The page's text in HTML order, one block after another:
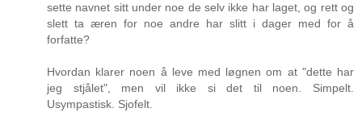
sette navnet sitt under noe de selv ikke har laget, og rett og
slett ta æren for noe andre har slitt i dager med for å
forfatte?
Hvordan klarer noen å leve med løgnen om at "dette har
jeg stjålet", men vil ikke si det til noen. Simpelt.
Usympastisk. Sjofelt.